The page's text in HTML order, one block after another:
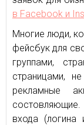
в Facebook и
Многие люди,
фейсбук для
группами,
страницами,
рекламные
входа